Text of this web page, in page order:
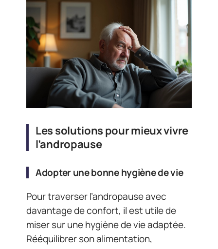
Les solutions pour mieux vivre
l’andropause
Adopter une bonne hygiène de vie
Pour traverser l’andropause avec
davantage de confort, il est utile de
miser sur une hygiène de vie adaptée.
Rééquilibrer son alimentation,